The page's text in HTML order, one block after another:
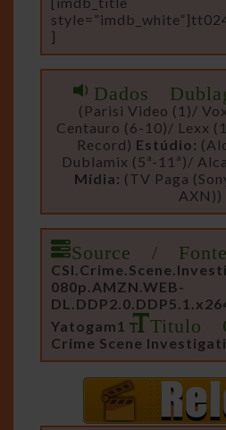
]
Dados
(Parisi Video (1)/
Centauro (6-10)/ Lexx
Record) Estúdio:
Dublamix (5ª-11ª)/
Mídia: (TV Paga
AXN))
Source /
080p.AMZN.WEB-
Yatogam1
Titulo
Crime Scene